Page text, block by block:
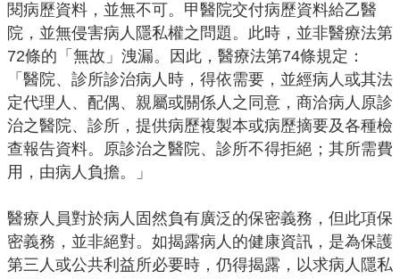
首
頁
網
站
導
覽
市
信
箱
常
閱病歷資料，並無不可。甲醫院交付病歷資料給乙醫
院，並無侵害病人隱私權之問題。此時，並非醫療法第
72條的「無故」洩漏。因此，醫療法第74條規定：
「醫院、診所診治病人時，得依需要，並經病人或其法
定代理人、配偶、親屬或關係人之同意，商洽病人原診
治之醫院、診所，提供病歷複製本或病歷摘要及各種檢
查報告資料。原診治之醫院、診所不得拒絕；其所需費
用，由病人負擔。」
醫療人員對於病人固然負有廣泛的保密義務，但此項保
密義務，並非絕對。如揭露病人的健康資訊，是為保護
第三人或公共利益所必要時，仍得揭露，以求病人隱私